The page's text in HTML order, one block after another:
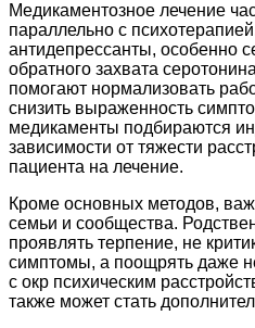
Медикаментозное лечение
параллельно с
антидепрессанты, особенно
обратного захвата
помогают нормализовать
снизить выраженность
медикаменты подбираются
зависимости от тяжести
пациента на лечение.
Кроме основных методов,
семьи и сообщества.
проявлять терпение, не
симптомы, а поощрять даже
с окр психическим
также может стать